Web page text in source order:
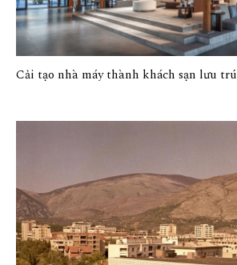
Cải tạo nhà máy thành khách sạn lưu trú